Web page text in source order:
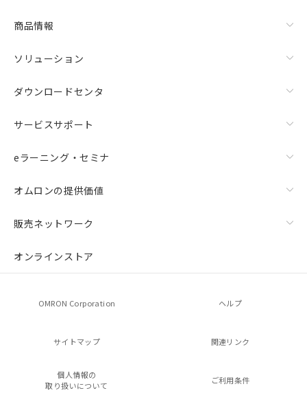
商品情報
ソリューション
ダウンロードセンタ
サービスサポート
eラーニング・セミナ
オムロンの提供価値
販売ネットワーク
オンラインストア
OMRON Corporation ヘルプ
サイトマップ 関連リンク
個人情報の
取り扱いについて
ご利用条件